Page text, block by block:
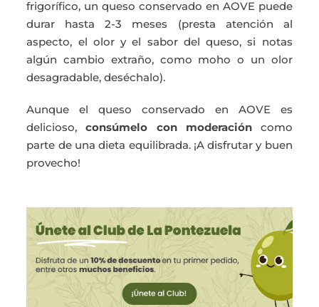
frigorífico, un queso conservado en AOVE puede
durar hasta 2-3 meses (presta atención al
aspecto, el olor y el sabor del queso, si notas
algún cambio extraño, como moho o un olor
desagradable, deséchalo).
Aunque el queso conservado en AOVE es
delicioso,consúmelo con moderacióncomo
parte de una dieta equilibrada. ¡A disfrutar y buen
provecho!